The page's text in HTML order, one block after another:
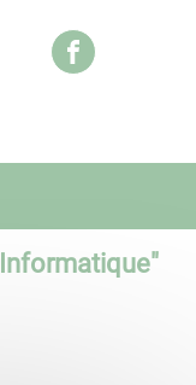
Informatique"